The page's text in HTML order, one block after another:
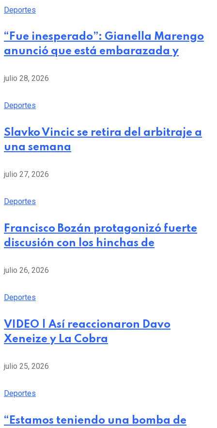
Deportes
“Fue inesperado”: Gianella Marengo
anunció que está embarazada y
julio 28, 2026
Deportes
Slavko Vincic se retira del arbitraje a
una semana
julio 27, 2026
Deportes
Francisco Bozán protagonizó fuerte
discusión con los hinchas de
julio 26, 2026
Deportes
VIDEO | Así reaccionaron Davo
Xeneize y La Cobra
julio 25, 2026
Deportes
“Estamos teniendo una bomba de